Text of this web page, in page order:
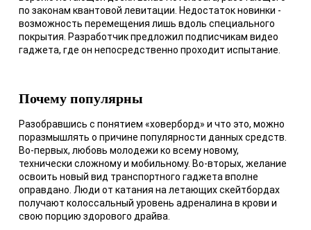
по законам квантовой левитации. Недостаток новинки -
возможность перемещения лишь вдоль специального
покрытия. Разработчик предложил подписчикам видео
гаджета, где он непосредственно проходит испытание.
Почему популярны
Разобравшись с понятием «ховерборд» и что это, можно
поразмышлять о причине популярности данных средств.
Во-первых, любовь молодежи ко всему новому,
технически сложному и мобильному. Во-вторых, желание
освоить новый вид транспортного гаджета вполне
оправдано. Люди от катания на летающих скейтбордах
получают колоссальный уровень адреналина в крови и
свою порцию здорового драйва.